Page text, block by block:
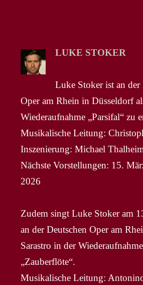
LUKE STOKER
Luke Stoker ist an der
Oper am Rhein in Düsseldorf
Wiederaufnahme „Parsifal“ zu
Musikalische Leitung:
Inszenierung: Michael
Nächste Vorstellungen: 15.
2026
Zudem singt Luke Stoker am
an der Deutschen Oper am
Sarastro in der
„Zauberflöte“.
Musikalische Leitung: